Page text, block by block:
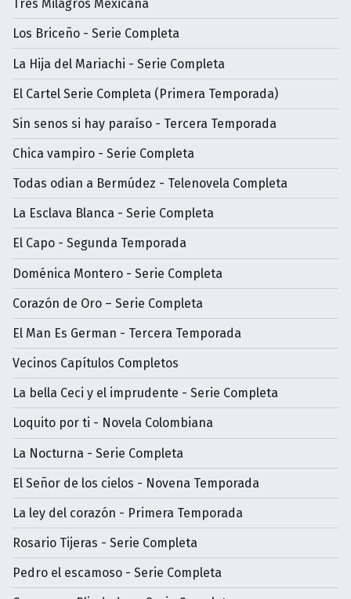
Tres Milagros Mexicana
Los Briceño - Serie Completa
La Hija del Mariachi - Serie Completa
El Cartel Serie Completa (Primera Temporada)
Sin senos si hay paraíso - Tercera Temporada
Chica vampiro - Serie Completa
Todas odian a Bermúdez - Telenovela Completa
La Esclava Blanca - Serie Completa
El Capo - Segunda Temporada
Doménica Montero - Serie Completa
Corazón de Oro – Serie Completa
El Man Es German - Tercera Temporada
Vecinos Capítulos Completos
La bella Ceci y el imprudente - Serie Completa
Loquito por ti - Novela Colombiana
La Nocturna - Serie Completa
El Señor de los cielos - Novena Temporada
La ley del corazón - Primera Temporada
Rosario Tijeras - Serie Completa
Pedro el escamoso - Serie Completa